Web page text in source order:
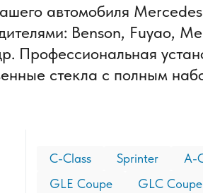
автомобиля
Benson, Fuyao,
Профессиональная
стекла с полным
C-Class Sprinter A-
GLE Coupe
GLC Coupe